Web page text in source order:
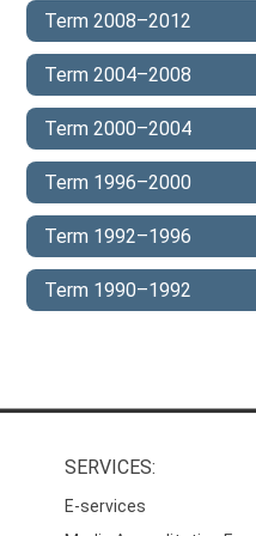
Term 2008–2012
Term 2004–2008
Term 2000–2004
Term 1996–2000
Term 1992–1996
Term 1990–1992
SERVICES:
E-services